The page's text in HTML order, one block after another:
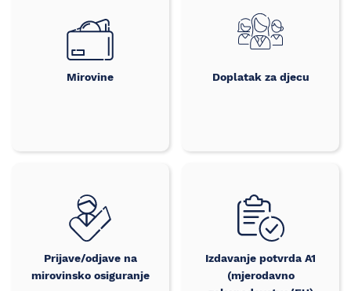
izbornik
Mirovine Doplatak za djecu
Prijave/odjave na
mirovinsko osiguranje
Izdavanje potvrda A1
(mjerodavno